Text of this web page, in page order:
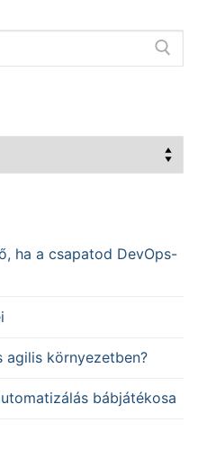
ha a csapatod DevOps-
agilis környezetben?
bábjátékosa